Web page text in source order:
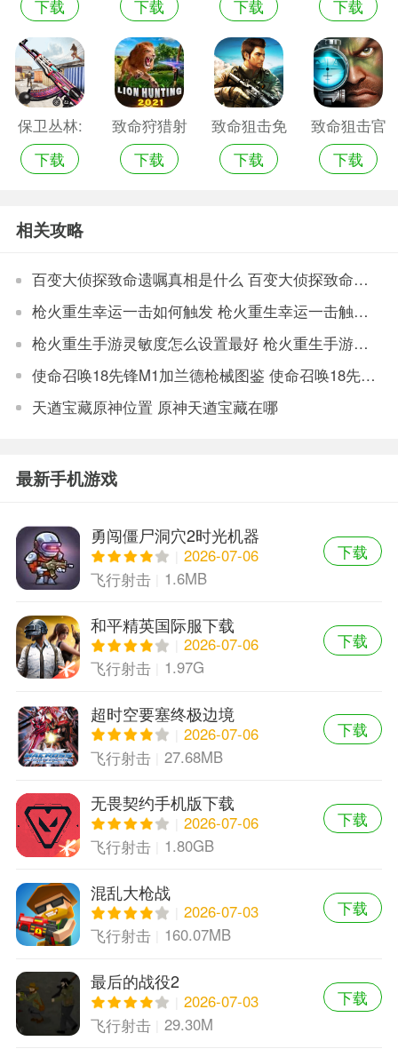
bravo手机
游戏
下载 下载
佣兵传奇手
机游戏
下载 机游戏
下载
保卫丛林:
致命一击手
下载
致命狩猎射
箭2021手机
下载
致命狙击免
费版
下载
致命狙击官
网版
下载
相关攻略
百变大侦探致命遗嘱真相是什么 百变大侦探致命遗嘱真相答案攻略
枪火重生幸运一击如何触发 枪火重生幸运一击触发条件
枪火重生手游灵敏度怎么设置最好 枪火重生手游陀螺仪灵敏度设置方法
使命召唤18先锋M1加兰德枪械图鉴 使命召唤18先锋M1加兰德枪械介绍
天遒宝藏原神位置 原神天遒宝藏在哪
最新手机游戏
勇闯僵尸洞穴2时光机器
2026-07-06
飞行射击
1.6MB
下载
和平精英国际服下载
2026-07-06
飞行射击
1.97G
下载
超时空要塞终极边境
2026-07-06
飞行射击
27.68MB
下载
无畏契约手机版下载
2026-07-06
飞行射击
1.80GB
下载
混乱大枪战
2026-07-03
飞行射击
160.07MB
下载
最后的战役2
2026-07-03
飞行射击
29.30M
下载